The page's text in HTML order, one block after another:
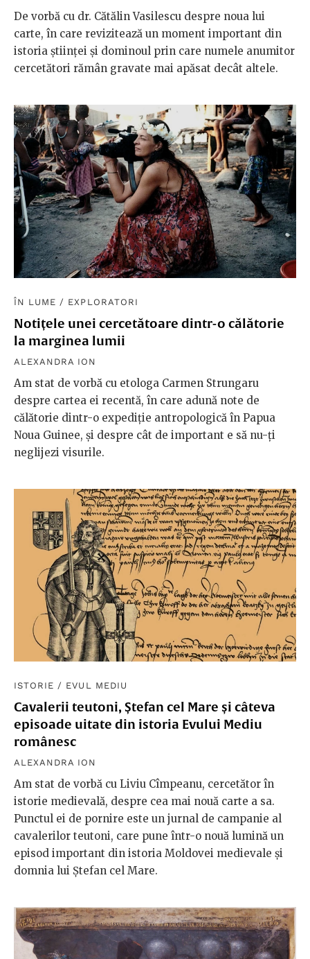
De vorbă cu dr. Cătălin Vasilescu despre noua lui
carte, în care revizitează un moment important din
istoria științei și dominoul prin care numele anumitor
cercetători rămân gravate mai apăsat decât altele.
ÎN LUME / EXPLORATORI
Notițele unei cercetătoare dintr-o călătorie
la marginea lumii
ALEXANDRA ION
Am stat de vorbă cu etologa Carmen Strungaru
despre cartea ei recentă, în care adună note de
călătorie dintr-o expediție antropologică în Papua
Noua Guinee, și despre cât de important e să nu-ți
neglijezi visurile.
ISTORIE / EVUL MEDIU
Cavalerii teutoni, Ștefan cel Mare și câteva
episoade uitate din istoria Evului Mediu
românesc
ALEXANDRA ION
Am stat de vorbă cu Liviu Cîmpeanu, cercetător în
istorie medievală, despre cea mai nouă carte a sa.
Punctul ei de pornire este un jurnal de campanie al
cavalerilor teutoni, care pune într-o nouă lumină un
episod important din istoria Moldovei medievale și
domnia lui Ștefan cel Mare.